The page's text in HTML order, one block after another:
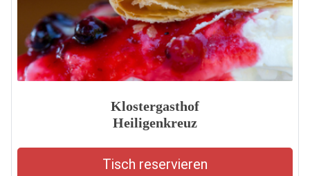
Klostergasthof
Heiligenkreuz
Tisch reservieren